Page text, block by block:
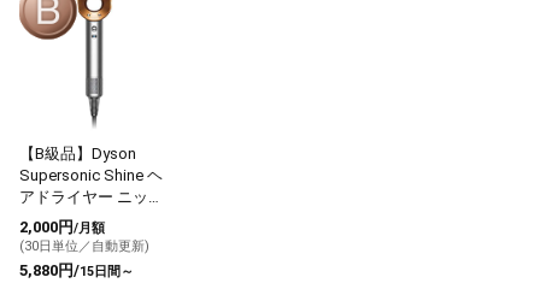
【B級品】Dyson
Supersonic Shine ヘ
アドライヤー ニッケ
ル／コッパー
2,000円/月額
(30日単位／自動更新)
5,880円/15日間～